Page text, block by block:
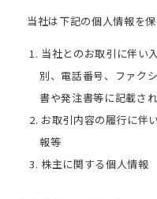
当社は下記の個人情報を保
1. 当社とのお取引に伴い
別、電話番号、ファク
書や発注書等に記載され
2. お取引内容の履行に伴
報等
3. 株主に関する個人情報